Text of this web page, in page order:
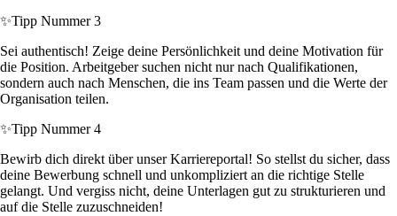
✨Tipp Nummer 3
Sei authentisch! Zeige deine Persönlichkeit und deine Motivation für
die Position. Arbeitgeber suchen nicht nur nach Qualifikationen,
sondern auch nach Menschen, die ins Team passen und die Werte der
Organisation teilen.
✨Tipp Nummer 4
Bewirb dich direkt über unser Karriereportal! So stellst du sicher, dass
deine Bewerbung schnell und unkompliziert an die richtige Stelle
gelangt. Und vergiss nicht, deine Unterlagen gut zu strukturieren und
auf die Stelle zuzuschneiden!